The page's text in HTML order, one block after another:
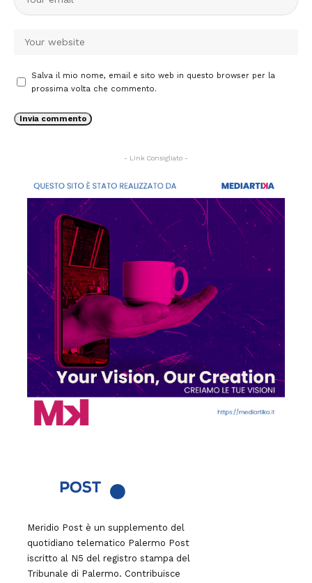
Salva il mio nome, email e sito web in questo browser per la
prossima volta che commento.
- Link Consigliato -
Meridio Post è un supplemento del
quotidiano telematico Palermo Post
iscritto al N5 del registro stampa del
Tribunale di Palermo. Contribuisce